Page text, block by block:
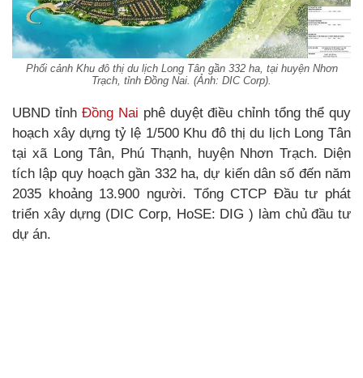
Phối cảnh Khu đô thị du lịch Long Tân gần 332 ha, tại huyện Nhơn
Trạch, tỉnh Đồng Nai. (Ảnh: DIC Corp).
UBND tỉnh Đồng Nai phê duyệt điều chỉnh tổng thể quy
hoạch xây dựng tỷ lệ 1/500 Khu đô thị du lịch Long Tân
tại xã Long Tân, Phú Thạnh, huyện Nhơn Trạch. Diện
tích lập quy hoạch gần 332 ha, dự kiến dân số đến năm
2035 khoảng 13.900 người. Tổng CTCP Đầu tư phát
triển xây dựng (DIC Corp, HoSE: DIG ) làm chủ đầu tư
dự án.